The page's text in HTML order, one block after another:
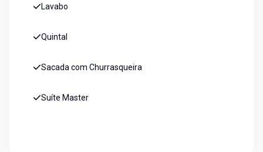
Lavabo
Quintal
Sacada com Churrasqueira
Suíte Master